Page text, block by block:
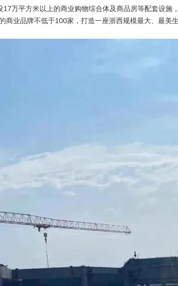
平方米以上的商业购物综合体及商品房等配套设施
业品牌不低于100家，打造一座浙西规模最大、最美生